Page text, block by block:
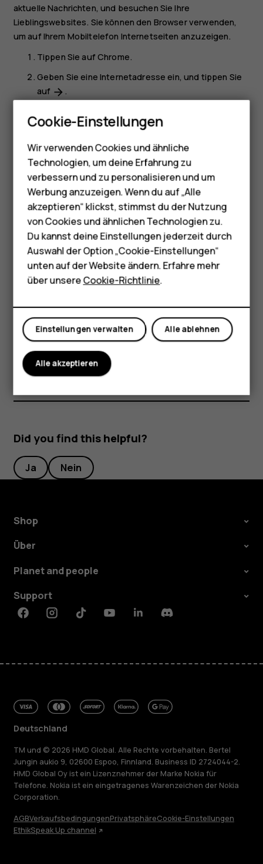
Smartphones
Feature Phones
Telefone für Senioren
Zubehör
HMD Terra M
Für Unternehmen
Tablets
Shop
Mein Konto
aktuelle Nachrichten, und besuchen Sie Ihre
Lieblingswebsites. Sie können den Browser verwenden,
um auf Ihrem Mobiltelefon Internetseiten anzuzeigen.
Tippen Sie aufChrome.
Geben Sie eine Internetadresse ein, und tippen Sie
auf arrow_forward .
Tipp: Wenn Sie für Datenübertragungen über
keinen Pauschaltarif von Ihrem Netzdienstanbieter
verfügen, können Sie eine Verbindung zum Internet
über ein WLAN-Netzwerk herstellen, um Kosten für
die Datenübertragung zu sparen.
Durchsuchen des Internets
Entdecken Sie mit der Google-Suche das Internet und die
Welt. Sie können Suchwörter mit der Tastatur eingeben.
Tippen Sie in Chrome
auf die Suchleiste.
Tippen Sie aufarrow_forward.
Sie können auch aus den vorgeschlagenen Treffern ein
Suchwort auswählen.
Did you find this helpful?
Ja Nein
Shop
Über
Planet and people
Support
FacebookInstagramTiktokYoutubeLinkedinDiscord
Deutschland
TM und © 2026 HMD Global. Alle Rechte vorbehalten. Bertel
Jungin aukio 9, 02600 Espoo, Finnland. Business ID 2724044-2.
HMD Global Oy ist ein Lizenznehmer der Marke Nokia für
Telefone. Nokia ist ein eingetragenes Warenzeichen der Nokia
Corporation.
AGBVerkaufsbedingungenPrivatsphäreCookie-Einstellungen
EthikSpeak Up channel
Cookie-Einstellungen
Wir verwenden Cookies und ähnliche
Technologien, um deine Erfahrung zu
verbessern und zu personalisieren und um
Werbung anzuzeigen. Wenn du auf „Alle
akzeptieren“ klickst, stimmst du der Nutzung
von Cookies und ähnlichen Technologien zu.
Du kannst deine Einstellungen jederzeit durch
Auswahl der Option „Cookie-Einstellungen“
unten auf der Website ändern. Erfahre mehr
über unsereCookie-Richtlinie.
Alle ablehnen
Einstellungen verwalten
Alle akzeptieren